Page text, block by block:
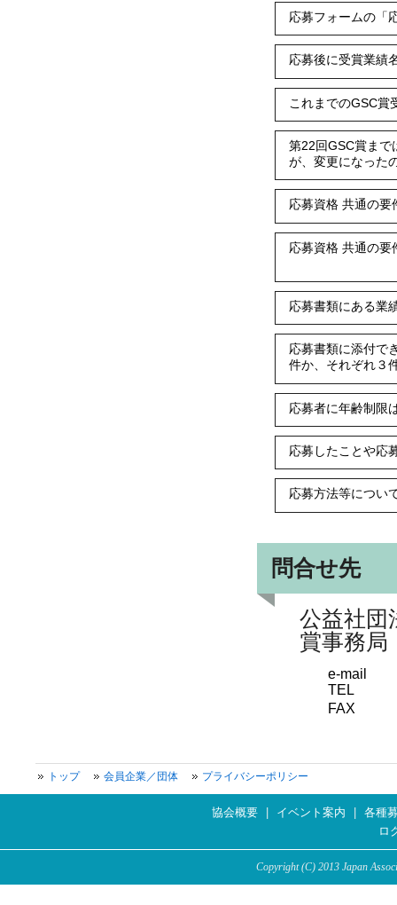
応募フォームの「
応募後に受賞業績
これまでのGSC賞
第22回GSC賞まで
が、変更になった
応募資格 共通の
応募資格 共通の
応募書類にある業
応募書類に添付で
件か、それぞれ３
応募者に年齢制限
応募したことや応
応募方法等につい
問合せ先
公益社
賞事務局
e-mail
TEL
FAX
トップ 会員企業／団体 プライバシーポリシー
協会概要 | イベント案内 |
各種
ロ
Copyright (C) 2013 Japan